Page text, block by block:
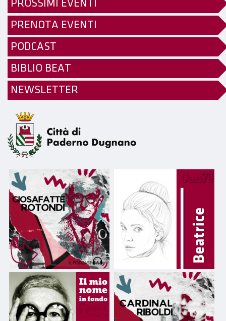
PROSSIMI EVENTI
PRENOTA EVENTI
PODCAST
BIBLIO BEAT
NEWSLETTER